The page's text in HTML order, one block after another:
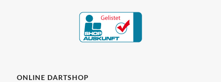
ONLINE DARTSHOP